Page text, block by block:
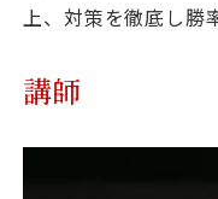
上、対策を徹底し勝
講師